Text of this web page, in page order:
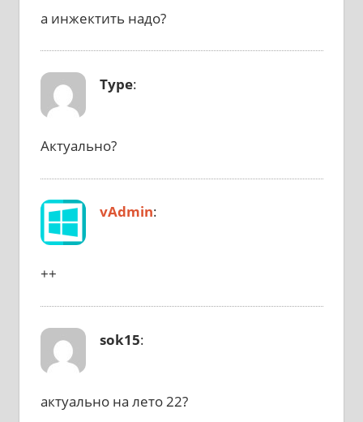
а инжектить надо?
Type:
Актуально?
vAdmin:
++
sok15:
актуально на лето 22?